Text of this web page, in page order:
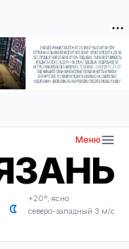
Меню
+20°, ясно
северо-западный 3 м/с